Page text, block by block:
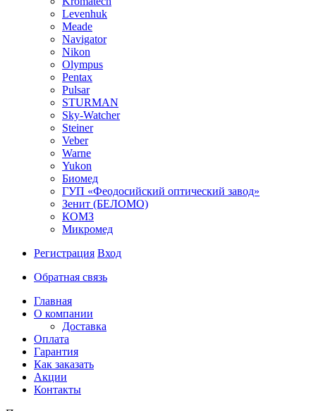
Levenhuk
Meade
Navigator
Nikon
Olympus
Pentax
Pulsar
STURMAN
Sky-Watcher
Steiner
Veber
Warne
Yukon
Биомед
ГУП «Феодосийский оптический завод»
Зенит (БЕЛОМО)
КОМЗ
Микромед
Регистрация Вход
Обратная связь
Главная
О компании
Доставка
Оплата
Гарантия
Как заказать
Акции
Контакты